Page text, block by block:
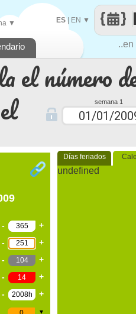
el número
semana 1
- +
- +
- +
- +
- +
▼
Días feriados
undefined
..en
ES| EN ▼
▼